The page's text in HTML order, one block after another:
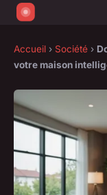
Accueil › Société ›
votre maison